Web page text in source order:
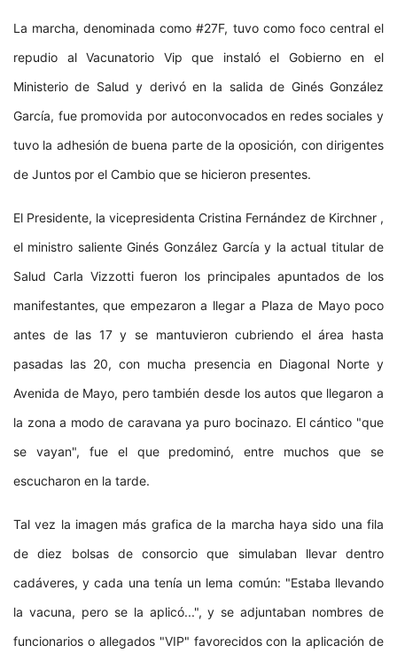
La marcha, denominada como #27F, tuvo como foco central el
repudio al Vacunatorio Vip que instaló el Gobierno en el
Ministerio de Salud y derivó en la salida de Ginés González
García, fue promovida por autoconvocados en redes sociales y
tuvo la adhesión de buena parte de la oposición, con dirigentes
de Juntos por el Cambio que se hicieron presentes.
El Presidente, la vicepresidenta Cristina Fernández de Kirchner ,
el ministro saliente Ginés González García y la actual titular de
Salud Carla Vizzotti fueron los principales apuntados de los
manifestantes, que empezaron a llegar a Plaza de Mayo poco
antes de las 17 y se mantuvieron cubriendo el área hasta
pasadas las 20, con mucha presencia en Diagonal Norte y
Avenida de Mayo, pero también desde los autos que llegaron a
la zona a modo de caravana ya puro bocinazo. El cántico "que
se vayan", fue el que predominó, entre muchos que se
escucharon en la tarde.
Tal vez la imagen más grafica de la marcha haya sido una fila
de diez bolsas de consorcio que simulaban llevar dentro
cadáveres, y cada una tenía un lema común: "Estaba llevando
la vacuna, pero se la aplicó...", y se adjuntaban nombres de
funcionarios o allegados "VIP" favorecidos con la aplicación de